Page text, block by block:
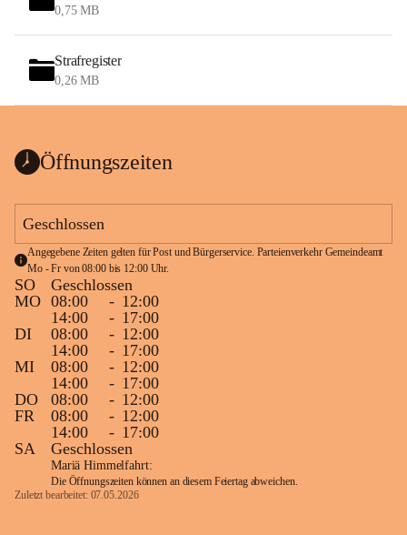
0,75 MB
Strafregister
0,26 MB
Öffnungszeiten
Geschlossen
Angegebene Zeiten gelten für Post und Bürgerservice. Parteienverkehr Gemeindeamt
Mo - Fr von 08:00 bis 12:00 Uhr.
SO
Geschlossen
MO 08:00 - 12:00
14:00
- 17:00
DI
08:00 - 12:00
14:00
- 17:00
MI
08:00 - 12:00
14:00
- 17:00
DO
08:00 - 12:00
FR
08:00 - 12:00
14:00
- 17:00
SA
Geschlossen
Mariä Himmelfahrt:
Die Öffnungszeiten können an diesem Feiertag abweichen.
Zuletzt bearbeitet: 07.05.2026